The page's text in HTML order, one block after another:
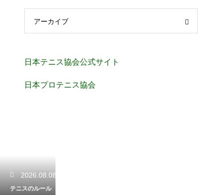
アーカイブ
日本テニス協会公式サイト
日本プロテニス協会
2026.08.08
テニスのルール